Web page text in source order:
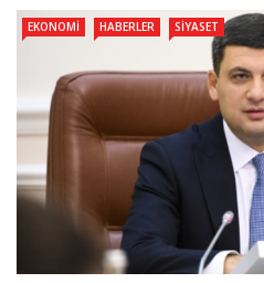
EKONOMI HABERLER SIYASET